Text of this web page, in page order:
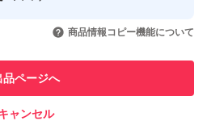
ワイトにんにく
、冷蔵で6ヶ月、冷凍で12ヶ月
引を完了させた実績があります
での取引実績があります
商品情報コピー機能について
品ページへ
ャンセル